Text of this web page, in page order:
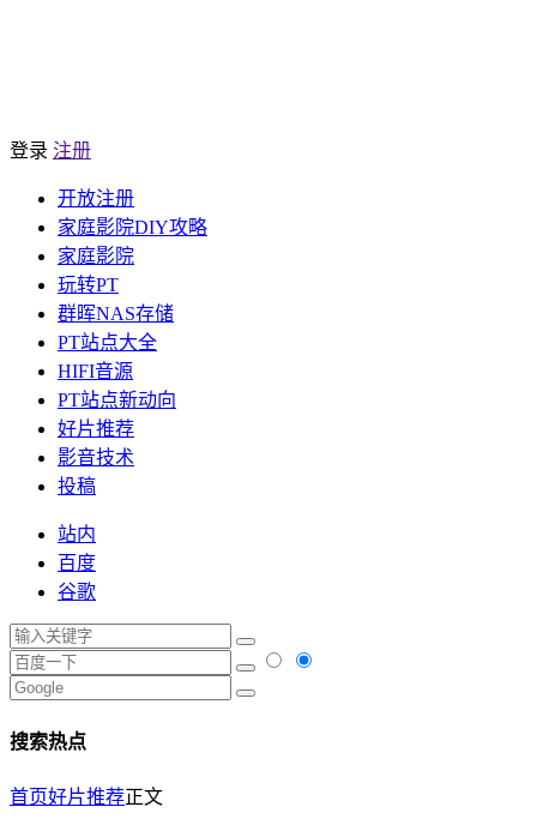
登录 注册
开放注册
家庭影院DIY攻略
家庭影院
玩转PT
群晖NAS存储
PT站点大全
HIFI音源
PT站点新动向
好片推荐
影音技术
投稿
站内
百度
谷歌
搜索热点
首页好片推荐正文